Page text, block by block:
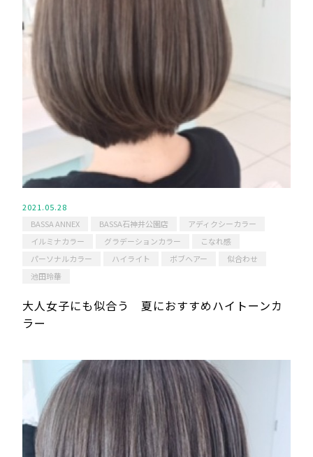
2021.05.28
BASSA ANNEX
BASSA石神井公園店
アディクシーカラー
イルミナカラー
グラデーションカラー
こなれ感
パーソナルカラー
ハイライト ボブヘアー
似合わせ
池田玲華
大人女子にも似合う 夏におすすめハイトーンカ
ラー